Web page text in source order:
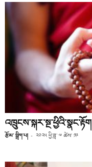
འཁྲུངས་སྐར་སྔ་ཕྱིའི་སྣང་རྟོག
རྩོམ་ སྒྲིག་པ། - ༢༠༢༥ ཕྱི་ཟླ་ ༧ ཚེས་ ༡༩